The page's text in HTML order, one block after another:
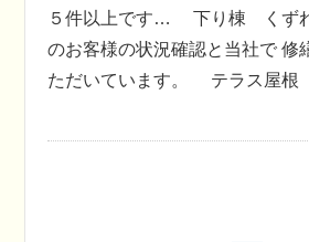
５件以上です… 下り棟 くず
のお客様の状況確認と当社で 修
ただいています。 テラス屋